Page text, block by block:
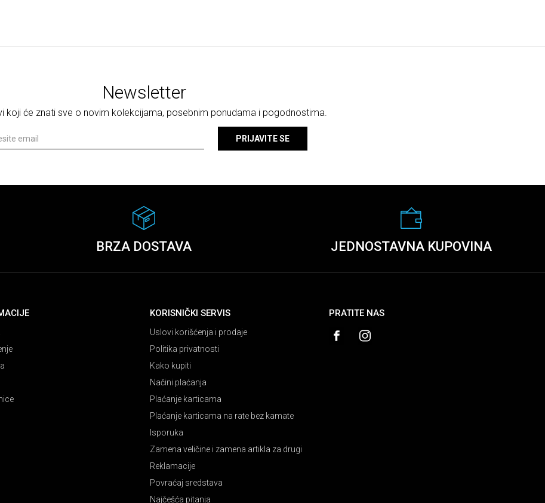
Newsletter
koji će znati sve o novim kolekcijama, posebnim ponudama i pogodnostima.
PRIJAVITE SE
BRZA DOSTAVA JEDNOSTAVNA KUPOVINA
KORISNIČKI SERVIS
Uslovi korišćenja i prodaje
Politika privatnosti
Kako kupiti
Načini plaćanja
Plaćanje karticama
Plaćanje karticama na rate bez kamate
Isporuka
Zamena veličine i zamena artikla za drugi
Reklamacije
Povraćaj sredstava
Najčešća pitanja
PRATITE NAS